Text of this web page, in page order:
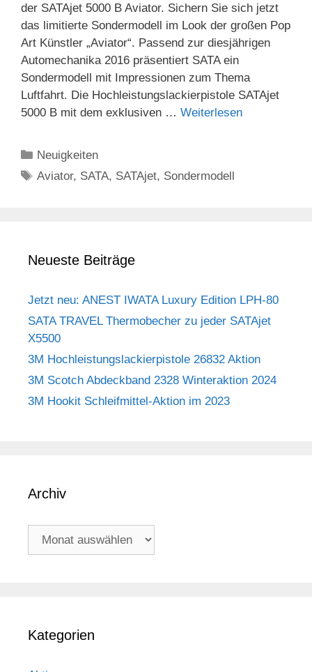
der SATAjet 5000 B Aviator. Sichern Sie sich jetzt
das limitierte Sondermodell im Look der großen Pop
Art Künstler „Aviator“. Passend zur diesjährigen
Automechanika 2016 präsentiert SATA ein
Sondermodell mit Impressionen zum Thema
Luftfahrt. Die Hochleistungslackierpistole SATAjet
5000 B mit dem exklusiven … Weiterlesen
Kategorien
Neuigkeiten
Schlagwörter
Aviator, SATA, SATAjet, Sondermodell
Neueste Beiträge
Jetzt neu: ANEST IWATA Luxury Edition LPH-80
SATA TRAVEL Thermobecher zu jeder SATAjet
X5500
3M Hochleistungslackierpistole 26832 Aktion
3M Scotch Abdeckband 2328 Winteraktion 2024
3M Hookit Schleifmittel-Aktion im 2023
Archiv
Archiv
Kategorien